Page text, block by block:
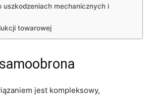
uszkodzeniach mechanicznych i
towarowej
jest kompleksowy,